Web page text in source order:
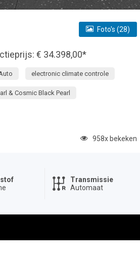
€ 34.398,00*
electronic climate controle
& Cosmic Black Pearl
Foto's (28)
958x bekeken
Transmissie
Automaat